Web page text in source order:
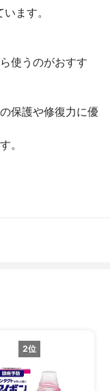
ます。
使うのがおすす
保護や修復力に優
。
2位